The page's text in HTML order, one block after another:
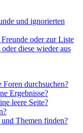
und ignorierten
oder zur Liste
diese wieder aus
durchsuchen?
Ergebnisse?
leere Seite?
Themen finden?